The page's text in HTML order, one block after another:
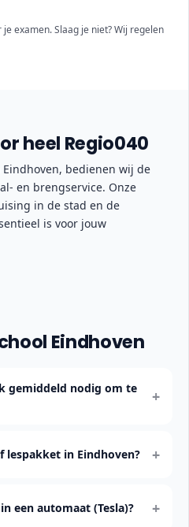
examen. Slaag je niet? Wij regelen
heel Regio040
bedienen wij de
en brengservice. Onze
in de stad en de
is voor jouw
Eindhoven
gemiddeld nodig om te
+
lespakket in Eindhoven? +
een automaat (Tesla)? +